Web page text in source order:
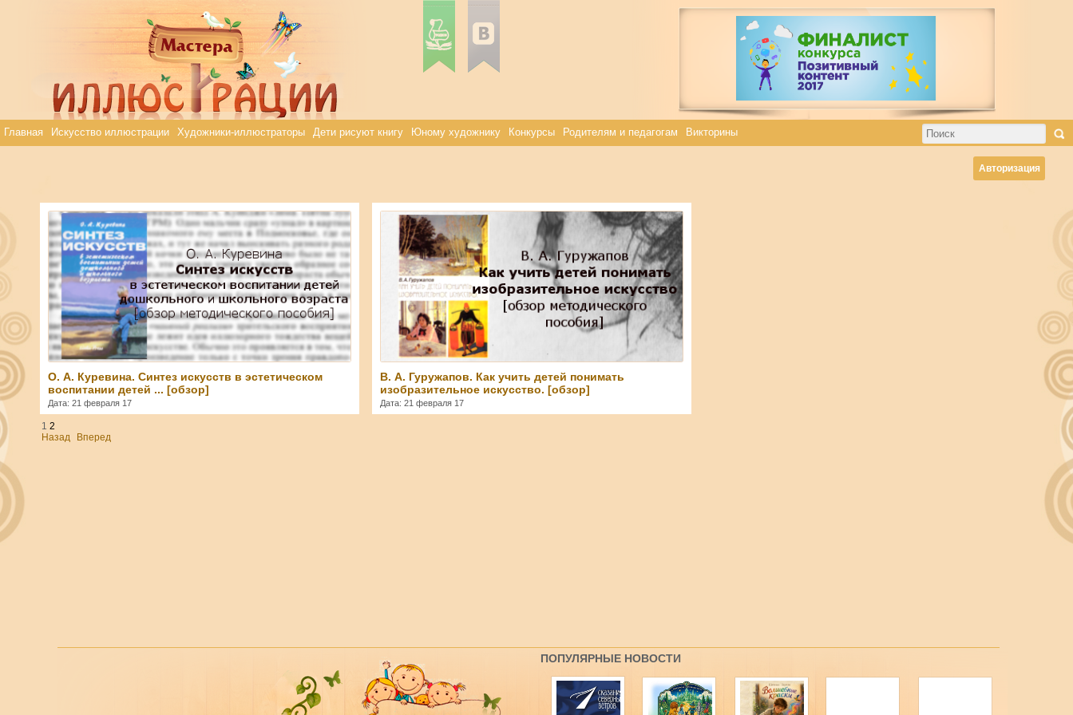
Главная Искусство иллюстрации Художники-иллюстраторы Дети рисуют книгу Юному художнику Конкурсы Родителям и педагогам Викторины
Авторизация
Elena
О. А. Куревина. Синтез искусств в эстетическом
воспитании детей ... [обзор]
Дата: 21 февраля 17
Elena
В. А. Гуружапов. Как учить детей понимать
изобразительное искусство. [обзор]
Дата: 21 февраля 17
1 2
Назад
Вперед
ПОПУЛЯРНЫЕ НОВОСТИ